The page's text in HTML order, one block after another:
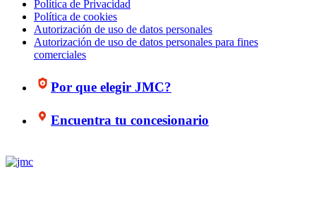
Política de Privacidad
Política de cookies
Autorización de uso de datos personales
Autorización de uso de datos personales para fines
comerciales
Por que elegir JMC?
Encuentra tu concesionario